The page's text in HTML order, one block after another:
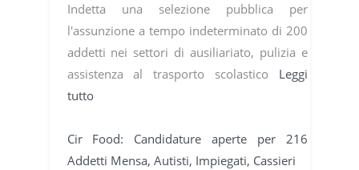
Indetta una selezione pubblica per
l'assunzione a tempo indeterminato di 200
addetti nei settori di ausiliariato, pulizia e
assistenza al trasporto scolastico Leggi
tutto
Cir Food: Candidature aperte per 216
Addetti Mensa, Autisti, Impiegati, Cassieri